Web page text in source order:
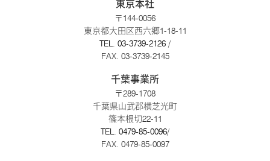
東京本社
〒144-0056
東京都大田区西六郷1-18-11
TEL. 03-3739-2126 /
FAX. 03-3739-2145
千葉事業所
〒289-1708
千葉県山武郡横芝光町
篠本根切22-11
TEL. 0479-85-0096/
FAX. 0479-85-0097